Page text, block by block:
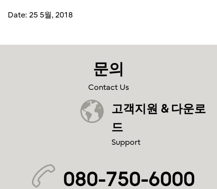
Date: 25 5월, 2018
문의
Contact Us
고객지원 & 다운로
드
Support
080-750-6000